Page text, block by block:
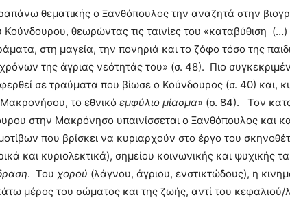
θεματικής ο Ξανθόπουλος την αναζητά στην
Κούνδουρου, θεωρώντας τις ταινίες του «καταβύθιση (…)
στη μαγεία, την πονηριά και το ζόφο τόσο της
της άγριας νεότητάς του» (σ. 48). Πιο
σε τραύματα που βίωσε ο Κούνδουρος (σ. 40) και,
το εθνικό εμφύλιο μίασμα» (σ. 84). Τον
στην Μακρόνησο υπαινίσσεται ο Ξανθόπουλος και
που βρίσκει να κυριαρχούν στο έργο του
και κυριολεκτικά), σημείου κοινωνικής και ψυχικής
. Του χορού (λάγνου, άγριου, ενστικτώδους), η
μέρος του σώματος και της ζωής, αντί του κεφαλιού/